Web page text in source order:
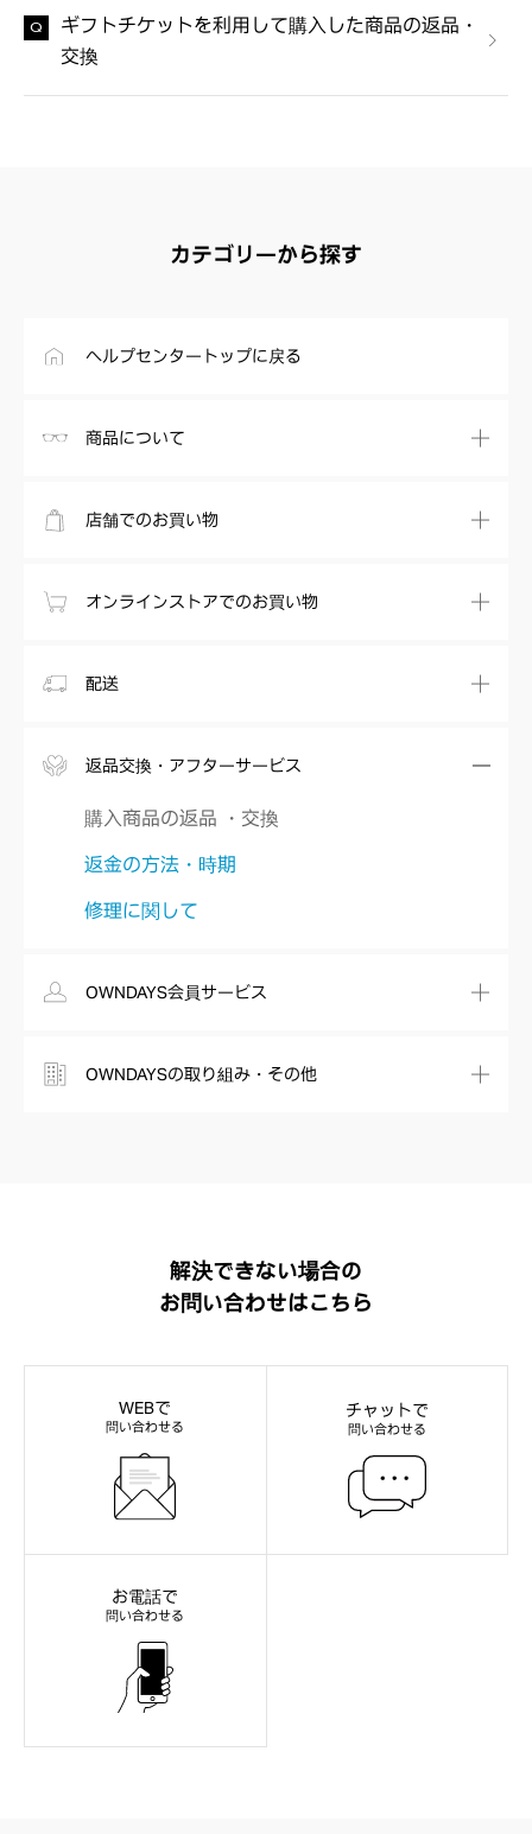
ギフトチケットを利用して購入した商品の返品・
交換
カテゴリーから探す
ヘルプセンタートップに戻る
商品について
店舗でのお買い物
オンラインストアでのお買い物
配送
返品交換・アフターサービス
購入商品の返品 ・交換
返金の方法・時期
修理に関して
OWNDAYS会員サービス
OWNDAYSの取り組み・その他
解決できない場合の
お問い合わせはこちら
WEBで
問い合わせる
チャットで
問い合わせる
お電話で
問い合わせる